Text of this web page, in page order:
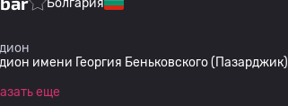
имени Георгия Беньковского (Пазарджик)
еще